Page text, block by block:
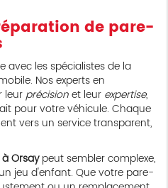
de pare-
avec les spécialistes de la
Nos experts en
leurprécisionet leur expertise,
pour votre véhicule. Chaque
vers un service transparent,
Orsaypeut sembler complexe,
jeu d'enfant. Que votre pare-